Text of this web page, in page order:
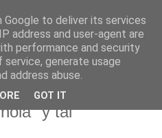
"y tal"
to deliver its services
address and user-agent are
performance and security
generate usage
address abuse.
GOT IT